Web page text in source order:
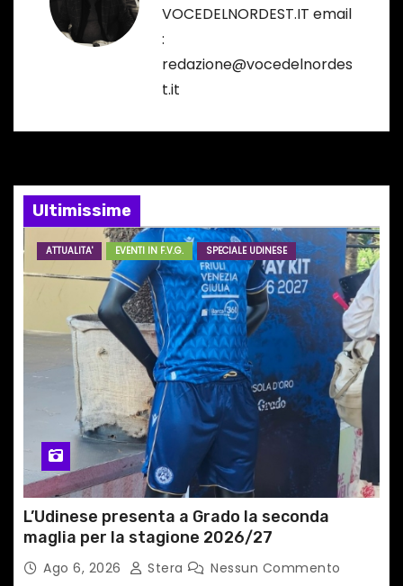
n
e
a
t
l
i
VOCEDELNORDEST.IT email
:
redazione@vocedelnordes
t.it
Ultimissime
ATTUALITA' EVENTI IN F.V.G. SPECIALE UDINESE
L’Udinese presenta a Grado la seconda
maglia per la stagione 2026/27
Ago 6, 2026 Stera Nessun Commento